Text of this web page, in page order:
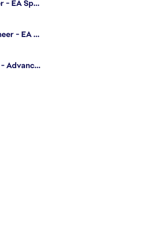
Machine Learning Engineer - EA Sports FC
Generalist Software Engineer - EA Sports FC
Senior Software Engineer - Advanced Technology Group